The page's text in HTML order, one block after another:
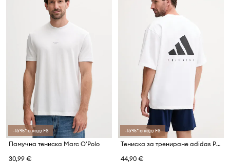
-15%* с код: FS
Памучна тениска Marc O'Polo
30,99 €
-15%* с код: FS
Тениска за трениране adidas Performance POWER
44,90 €